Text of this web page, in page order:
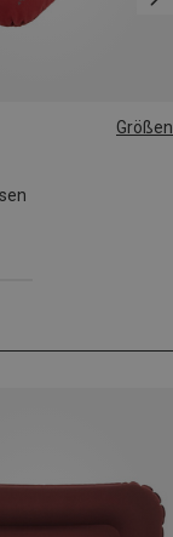
Größen